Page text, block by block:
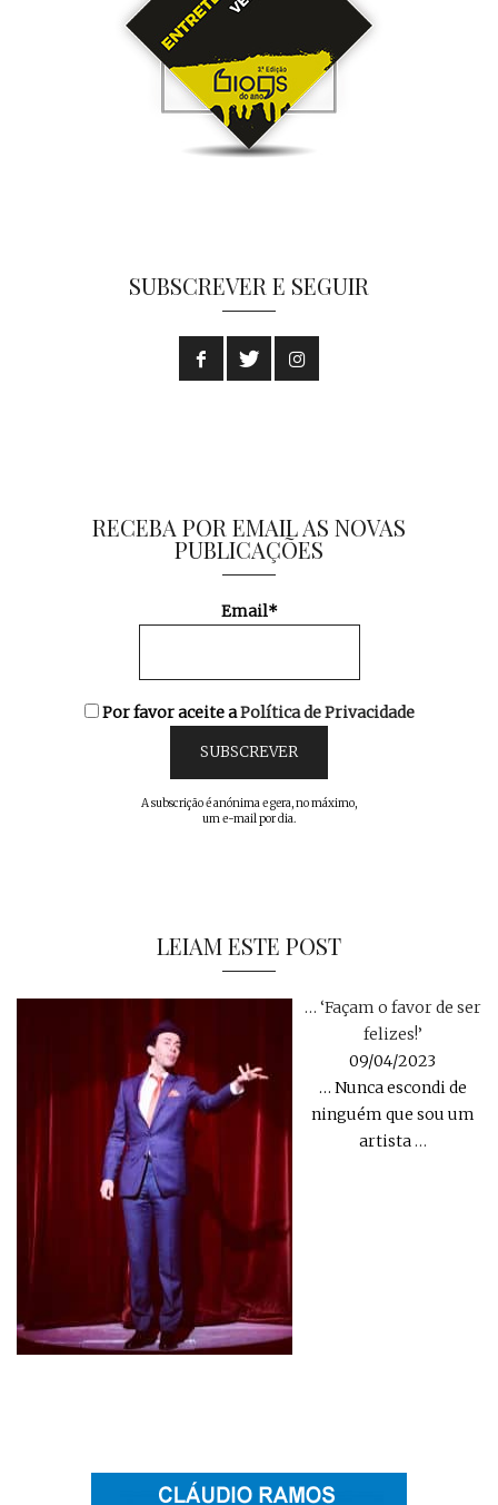
SUBSCREVER E SEGUIR
RECEBA POR EMAIL AS NOVAS
PUBLICAÇÕES
Email*
Por favor aceite aPolítica de Privacidade
A subscrição é anónima e gera, no máximo,
um e-mail por dia.
LEIAM ESTE POST
… ‘Façam o favor de ser
felizes!’
09/04/2023
… Nunca escondi de
ninguém que sou um
artista…